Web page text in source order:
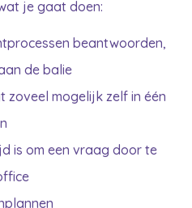
je gaat doen:
beantwoorden,
de balie
zoveel mogelijk zelf in één
is om een vraag door te